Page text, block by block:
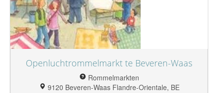
Openluchtrommelmarkt te Beveren-Waas
Rommelmarkten
9120 Beveren-Waas Flandre-Orientale, BE